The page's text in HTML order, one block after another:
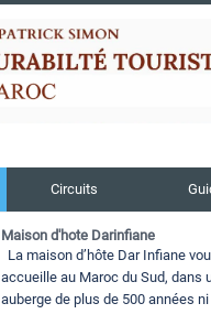
Circuits
Maison d'hote Darinfiane
La maison d’hôte Dar Infiane
accueille au Maroc du Sud, dans
auberge de plus de 500 années ni